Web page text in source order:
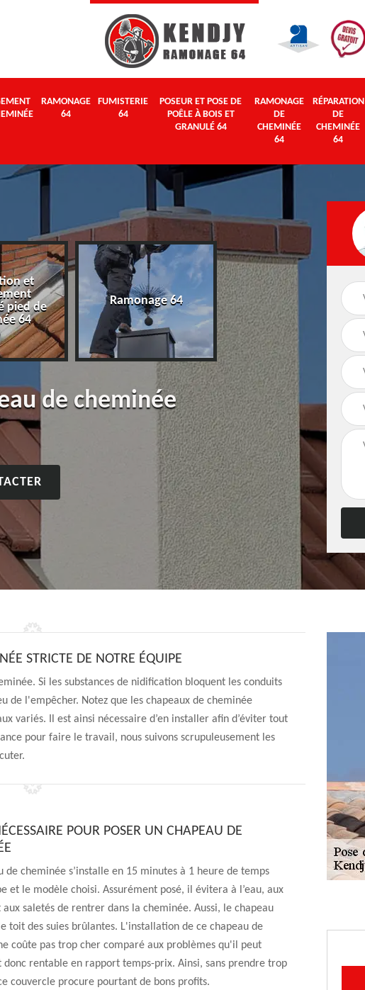
RAMONAGE
64
FUMISTERIE
64
POSEUR ET POSE DE
POÊLE À BOIS ET
GRANULÉ 64
RAMONAGE
DE
CHEMINÉE
64
RÉPARATION
DE
CHEMINÉE
64
et
pied de
64
Ramonage 64 Fumisterie 64
de cheminée
STRICTE DE NOTRE ÉQUIPE
Si les substances de nidification bloquent les conduits
l'empêcher. Notez que les chapeaux de cheminée
variés. Il est ainsi nécessaire d’en installer afin d’éviter tout
pour faire le travail, nous suivons scrupuleusement les
POUR POSER UN CHAPEAU DE
de cheminée s’installe en 15 minutes à 1 heure de temps
et le modèle choisi. Assurément posé, il évitera à l’eau, aux
saletés de rentrer dans la cheminée. Aussi, le chapeau
toit des suies brûlantes. L'installation de ce chapeau de
coûte pas trop cher comparé aux problèmes qu'il peut
donc rentable en rapport temps-prix. Ainsi, sans prendre trop
couvercle procure pourtant de bons profits.